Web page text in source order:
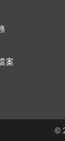
案
©